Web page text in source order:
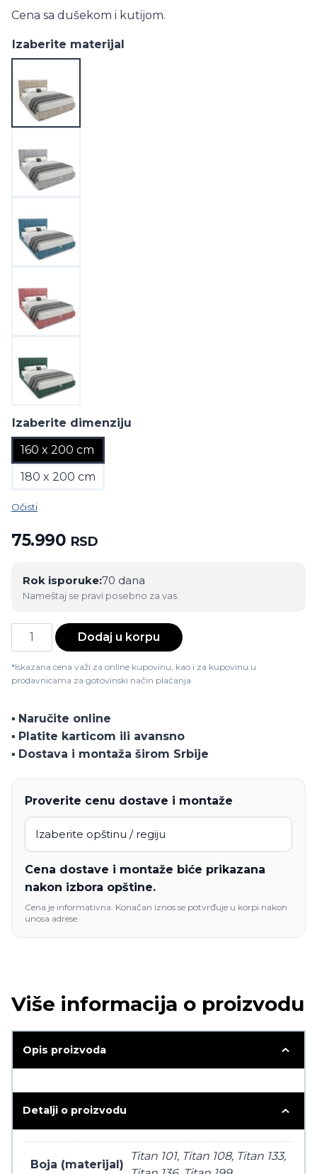
Cena sa dušekom i kutijom.
Izaberite materijal
Izaberite dimenziju
160 x 200 cm
180 x 200 cm
Očisti
75.990 RSD
Rok isporuke:70 dana
Nameštaj se pravi posebno za vas.
Krevet
Cezar
količina
Dodaj u korpu
*Iskazana cena važi za online kupovinu, kao i za kupovinu u
prodavnicama za gotovinski način plaćanja
▪️ Naručite online
▪️ Platite karticom ili avansno
▪️ Dostava i montaža širom Srbije
Proverite cenu dostave i montaže
Cena dostave i montaže biće prikazana
nakon izbora opštine.
Cena je informativna. Konačan iznos se potvrđuje u korpi nakon
unosa adrese.
Više informacija o proizvodu
Opis proizvoda
Detalji o proizvodu
Boja (materijal)
Titan 101, Titan 108, Titan 133,